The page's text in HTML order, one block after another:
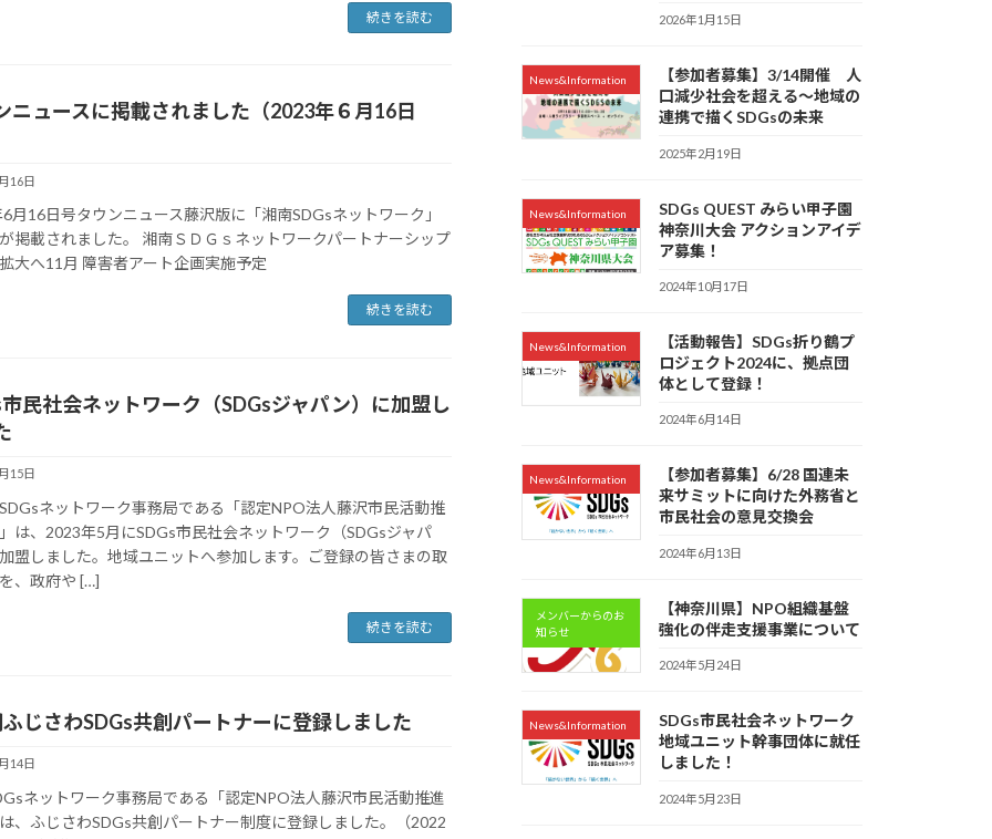
続きを読む
ニュースに掲載されました（2023年６月16日
16日
月16日号タウンニュース藤沢版に「湘南SDGsネットワーク」
掲載されました。 湘南ＳＤＧｓネットワークパートナーシップ
大へ11月 障害者アート企画実施予定
続きを読む
民社会ネットワーク（SDGsジャパン）に加盟し
15日
ネットワーク事務局である「認定NPO法人藤沢市民活動推
は、2023年5月にSDGs市民社会ネットワーク（SDGsジャパ
盟しました。地域ユニットへ参加します。ご登録の皆さまの取
、政府や […]
続きを読む
じさわSDGs共創パートナーに登録しました
14日
ネットワーク事務局である「認定NPO法人藤沢市民活動推進
、ふじさわSDGs共創パートナー制度に登録しました。（2022
2026年1月15日
News&Information
【参加者募集】3/14開催 人
口減少社会を超える～地域の
連携で描くSDGsの未来
2025年2月19日
News&Information
SDGs QUEST みらい甲子園
神奈川大会 アクションアイデ
ア募集！
2024年10月17日
News&Information
【活動報告】SDGs折り鶴プ
ロジェクト2024に、拠点団
体として登録！
2024年6月14日
News&Information
【参加者募集】6/28 国連未
来サミットに向けた外務省と
市民社会の意見交換会
2024年6月13日
メンバーからのお
知らせ
【神奈川県】NPO組織基盤
強化の伴走支援事業について
2024年5月24日
News&Information
SDGs市民社会ネットワーク
地域ユニット幹事団体に就任
しました！
2024年5月23日